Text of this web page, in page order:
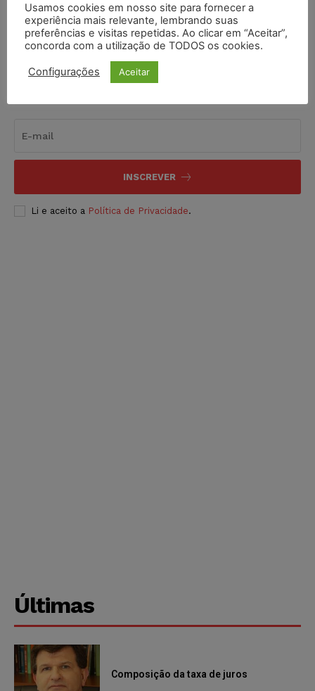
INSCREVER
Li e aceito a Política de Privacidade.
Últimas
Composição da taxa de juros
Usamos cookies em nosso site para fornecer a
experiência mais relevante, lembrando suas
preferências e visitas repetidas. Ao clicar em “Aceitar”,
concorda com a utilização de TODOS os cookies.
Configurações Aceitar